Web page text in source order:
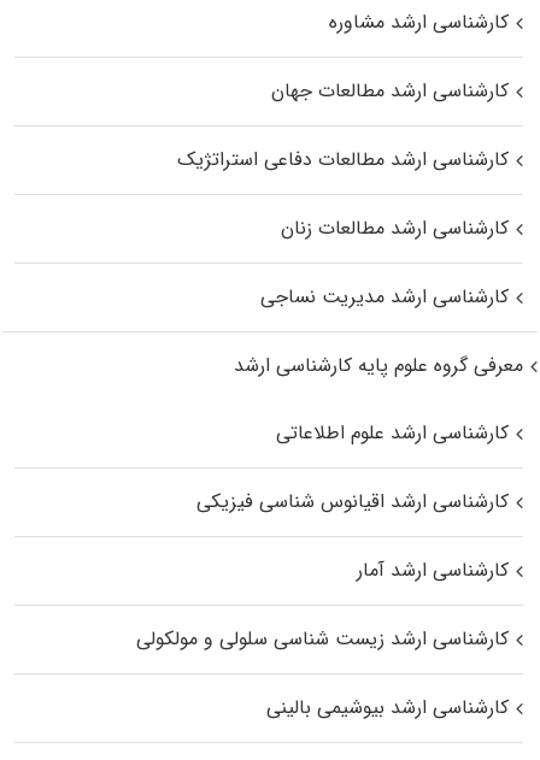
کارشناسی ارشد مشاوره
کارشناسی ارشد مطالعات جهان
کارشناسی ارشد مطالعات دفاعی استراتژیک
کارشناسی ارشد مطالعات زنان
کارشناسی ارشد مدیریت نساجی
معرفی گروه علوم پایه کارشناسی ارشد
کارشناسی ارشد علوم اطلاعاتی
کارشناسی ارشد اقیانوس‌ شناسی فیزیکی
کارشناسی ارشد آمار
کارشناسی ارشد زیست شناسی سلولی و مولکولی
کارشناسی ارشد بیوشیمی بالینی